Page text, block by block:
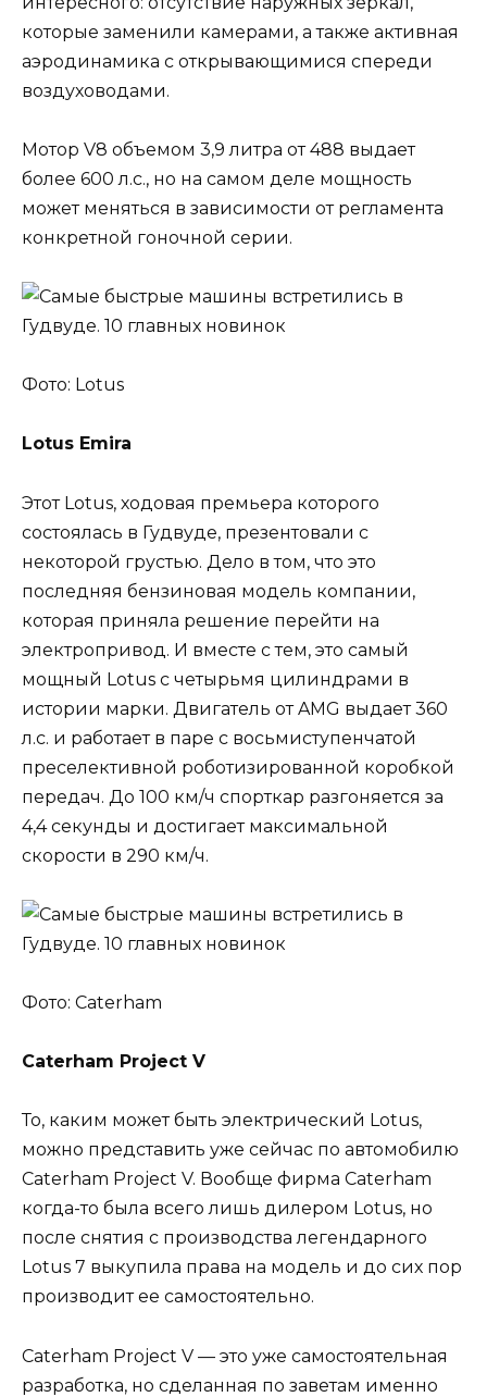
которые заменили камерами, а также активная
аэродинамика с открывающимися спереди
воздуховодами.
Мотор V8 объемом 3,9 литра от 488 выдает
более 600 л.с., но на самом деле мощность
может меняться в зависимости от регламента
конкретной гоночной серии.
Фото: Lotus
Lotus Emira
Этот Lotus, ходовая премьера которого
состоялась в Гудвуде, презентовали с
некоторой грустью. Дело в том, что это
последняя бензиновая модель компании,
которая приняла решение перейти на
электропривод. И вместе с тем, это самый
мощный Lotus с четырьмя цилиндрами в
истории марки. Двигатель от AMG выдает 360
л.с. и работает в паре с восьмиступенчатой
преселективной роботизированной коробкой
передач. До 100 км/ч спорткар разгоняется за
4,4 секунды и достигает максимальной
скорости в 290 км/ч.
Фото: Caterham
Caterham Project V
То, каким может быть электрический Lotus,
можно представить уже сейчас по автомобилю
Caterham Project V. Вообще фирма Caterham
когда-то была всего лишь дилером Lotus, но
после снятия с производства легендарного
Lotus 7 выкупила права на модель и до сих пор
производит ее самостоятельно.
Caterham Project V — это уже самостоятельная
разработка, но сделанная по заветам именно